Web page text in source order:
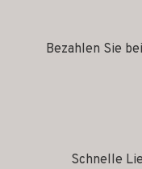
Bezahlen Sie
Schnelle